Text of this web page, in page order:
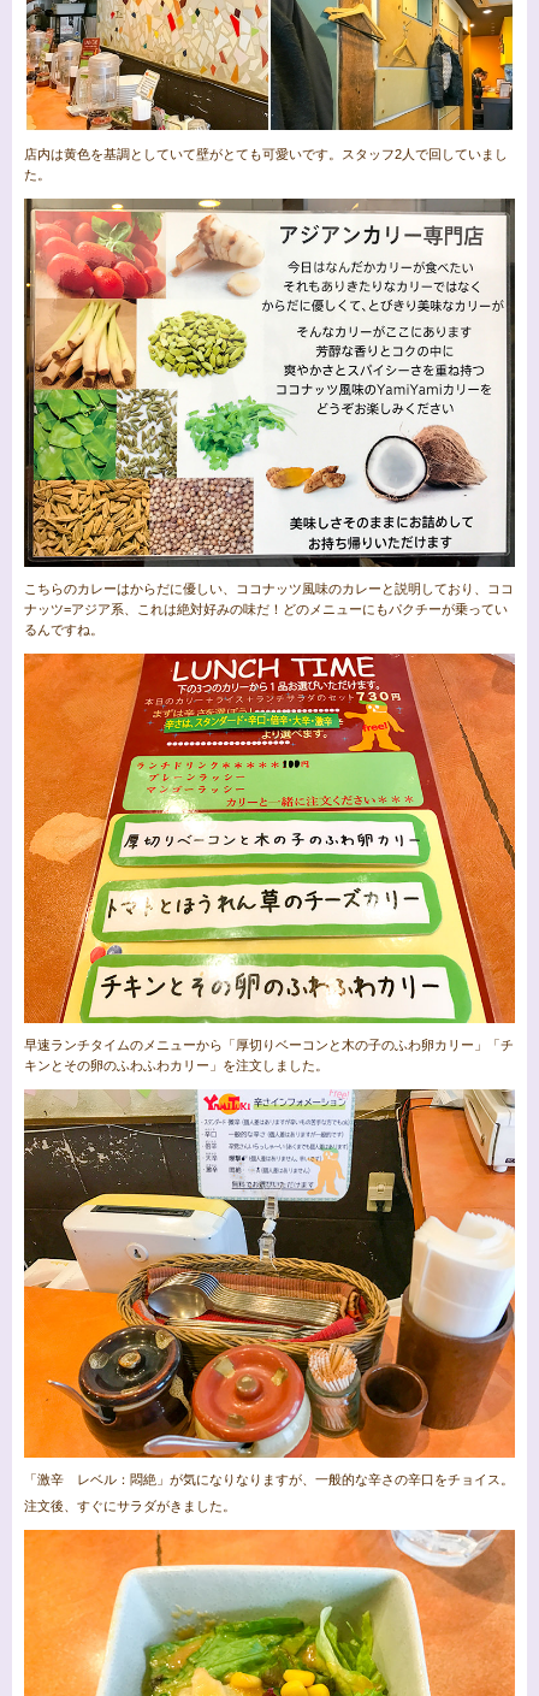
店内は黄色を基調としていて壁がとても可愛いです。スタッフ2人で回していまし
た。
こちらのカレーはからだに優しい、ココナッツ風味のカレーと説明しており、ココ
ナッツ=アジア系、これは絶対好みの味だ！どのメニューにもパクチーが乗ってい
るんですね。
早速ランチタイムのメニューから「厚切りベーコンと木の子のふわ卵カリー」「チ
キンとその卵のふわふわカリー」を注文しました。
「激辛 レベル：悶絶」が気になりなりますが、一般的な辛さの辛口をチョイス。
注文後、すぐにサラダがきました。